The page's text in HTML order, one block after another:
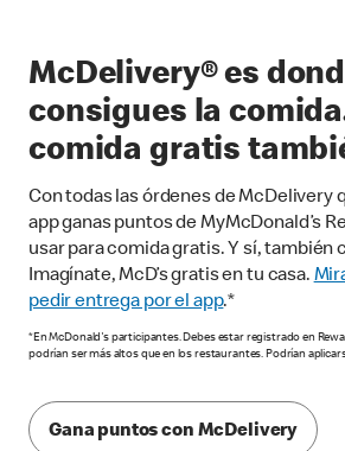
McDelivery® es
consigues la
comida gratis
Con todas las órdenes de McDelivery
app ganas puntos de MyMcDonald’s
usar para comida gratis. Y sí, también
Imagínate, McD’s gratis en tu casa.
pedir entrega por el app.*
*En McDonald's participantes. Debes estar registrado en
podrían ser más altos que en los restaurantes. Podrían
Gana puntos con McDelivery